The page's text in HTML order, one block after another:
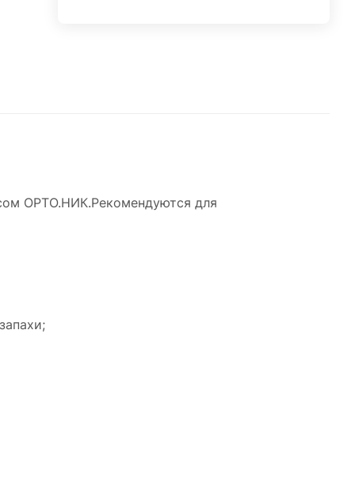
ОРТО.НИК.Рекомендуются для